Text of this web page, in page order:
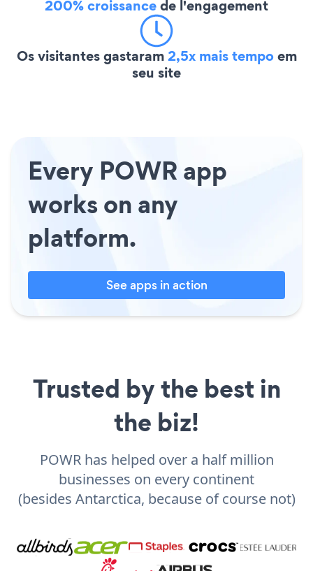
200% croissancede l'engagement
Os visitantes gastaram2,5x mais tempoem
seu site
Every POWR app
works on any
platform.
See apps in action
Trusted by the best in
the biz!
POWR has helped over a half million
businesses on every continent
(besides Antarctica, because of course not)